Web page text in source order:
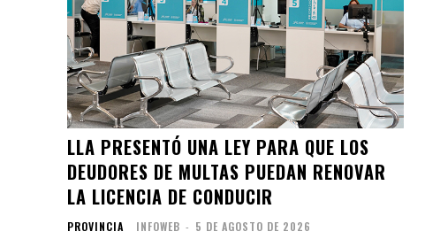
LLA PRESENTÓ UNA LEY PARA QUE LOS
DEUDORES DE MULTAS PUEDAN RENOVAR
LA LICENCIA DE CONDUCIR
PROVINCIA INFOWEB - 5 DE AGOSTO DE 2026